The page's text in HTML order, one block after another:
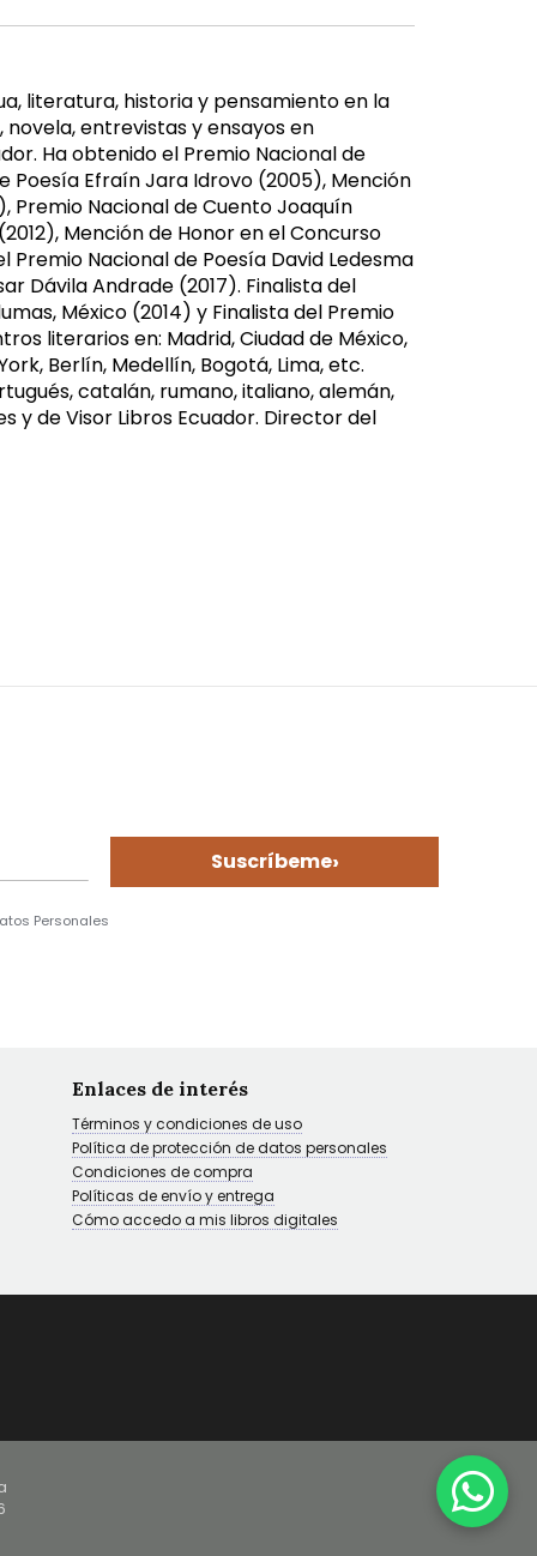
literatura, historia y pensamiento en la
entrevistas y ensayos en
Ha obtenido el Premio Nacional de
Poesía Efraín Jara Idrovo (2005), Mención
Premio Nacional de Cuento Joaquín
Mención de Honor en el Concurso
Premio Nacional de Poesía David Ledesma
Dávila Andrade (2017). Finalista del
México (2014) y Finalista del Premio
literarios en: Madrid, Ciudad de México,
Berlín, Medellín, Bogotá, Lima, etc.
catalán, rumano, italiano, alemán,
y de Visor Libros Ecuador. Director del
Suscríbeme›
Personales
Enlaces de interés
Términos y condiciones de uso
Política de protección de datos personales
Condiciones de compra
Políticas de envío y entrega
Cómo accedo a mis libros digitales